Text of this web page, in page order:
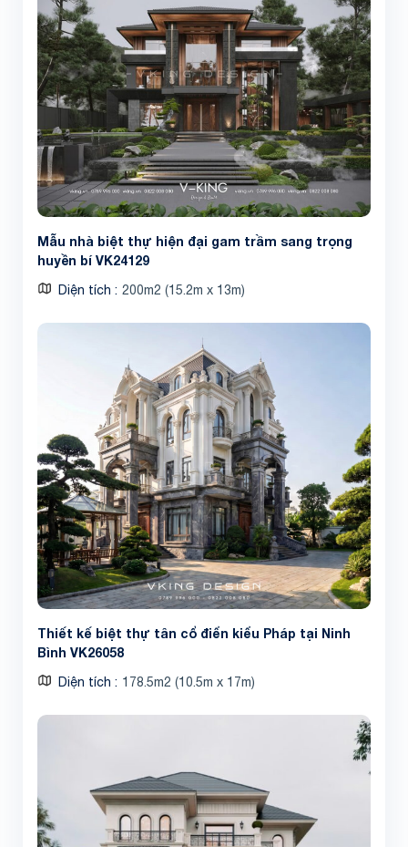
Mẫu nhà biệt thự hiện đại gam trầm sang trọng
huyền bí VK24129
Diện tích 200m2 (15.2m x 13m)
Thiết kế biệt thự tân cổ điển kiểu Pháp tại Ninh
Bình VK26058
Diện tích 178.5m2 (10.5m x 17m)